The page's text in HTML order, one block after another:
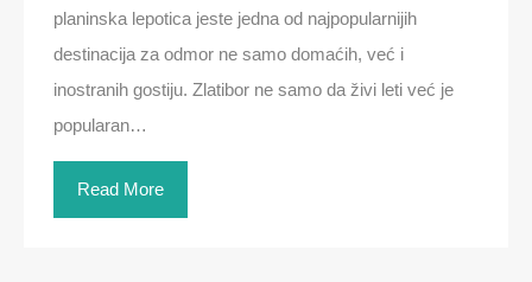
planinska lepotica jeste jedna od najpopularnijih
destinacija za odmor ne samo domaćih, već i
inostranih gostiju. Zlatibor ne samo da živi leti već je
popularan…
Read More